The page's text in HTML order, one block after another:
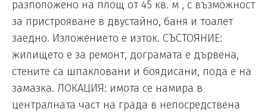
разположено на площ от 45 кв. м , с възможност
за пристрояване в двустайно, баня и тоалет
заедно. Изложението е изток. СЪСТОЯНИЕ:
жилището е за ремонт, дограмата е дървена,
стените са шпакловани и боядисани, пода е на
замазка. ЛОКАЦИЯ: имота се намира в
централната част на града в непосредствена